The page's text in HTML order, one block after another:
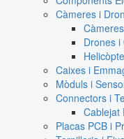
Càmeres i
Drones
Caixes i
Mòduls i
Connectors i
Cablejat
Placas PCB i